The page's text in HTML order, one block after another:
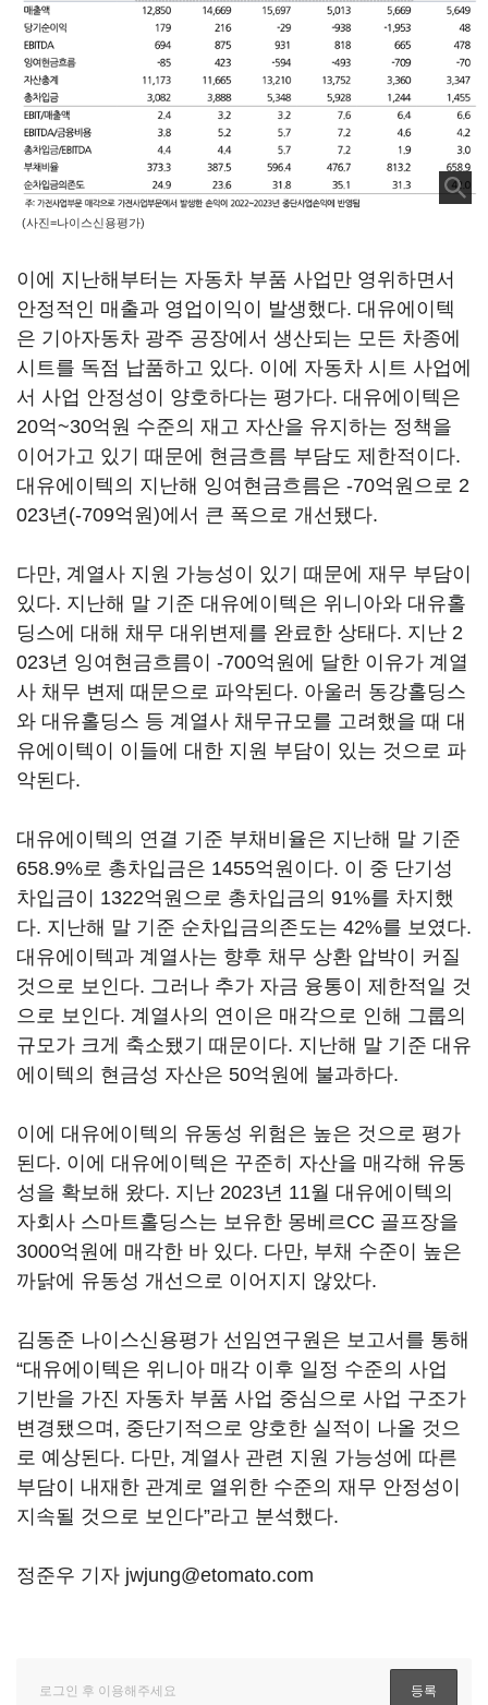
(사진=나이스신용평가)
이에 지난해부터는 자동차 부품 사업만 영위하면서
안정적인 매출과 영업이익이 발생했다. 대유에이텍
은 기아자동차 광주 공장에서 생산되는 모든 차종에
시트를 독점 납품하고 있다. 이에 자동차 시트 사업에
서 사업 안정성이 양호하다는 평가다. 대유에이텍은
20억~30억원 수준의 재고 자산을 유지하는 정책을
이어가고 있기 때문에 현금흐름 부담도 제한적이다.
대유에이텍의 지난해 잉여현금흐름은 -70억원으로 2
023년(-709억원)에서 큰 폭으로 개선됐다.
다만, 계열사 지원 가능성이 있기 때문에 재무 부담이
있다. 지난해 말 기준 대유에이텍은 위니아와 대유홀
딩스에 대해 채무 대위변제를 완료한 상태다. 지난 2
023년 잉여현금흐름이 -700억원에 달한 이유가 계열
사 채무 변제 때문으로 파악된다. 아울러 동강홀딩스
와 대유홀딩스 등 계열사 채무규모를 고려했을 때 대
유에이텍이 이들에 대한 지원 부담이 있는 것으로 파
악된다.
대유에이텍의 연결 기준 부채비율은 지난해 말 기준
658.9%로 총차입금은 1455억원이다. 이 중 단기성
차입금이 1322억원으로 총차입금의 91%를 차지했
다. 지난해 말 기준 순차입금의존도는 42%를 보였다.
대유에이텍과 계열사는 향후 채무 상환 압박이 커질
것으로 보인다. 그러나 추가 자금 융통이 제한적일 것
으로 보인다. 계열사의 연이은 매각으로 인해 그룹의
규모가 크게 축소됐기 때문이다. 지난해 말 기준 대유
에이텍의 현금성 자산은 50억원에 불과하다.
이에 대유에이텍의 유동성 위험은 높은 것으로 평가
된다. 이에 대유에이텍은 꾸준히 자산을 매각해 유동
성을 확보해 왔다. 지난 2023년 11월 대유에이텍의
자회사 스마트홀딩스는 보유한 몽베르CC 골프장을
3000억원에 매각한 바 있다. 다만, 부채 수준이 높은
까닭에 유동성 개선으로 이어지지 않았다.
김동준 나이스신용평가 선임연구원은 보고서를 통해
“대유에이텍은 위니아 매각 이후 일정 수준의 사업
기반을 가진 자동차 부품 사업 중심으로 사업 구조가
변경됐으며, 중단기적으로 양호한 실적이 나올 것으
로 예상된다. 다만, 계열사 관련 지원 가능성에 따른
부담이 내재한 관계로 열위한 수준의 재무 안정성이
지속될 것으로 보인다”라고 분석했다.
정준우 기자 jwjung@etomato.com